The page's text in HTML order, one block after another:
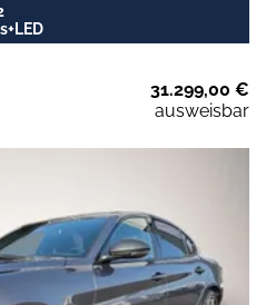
31.299,00 €
ausweisbar